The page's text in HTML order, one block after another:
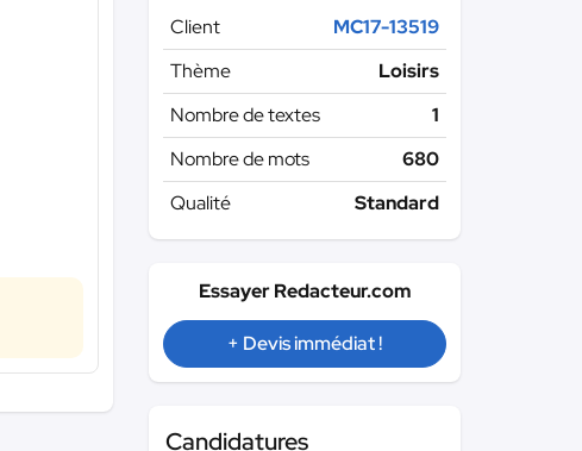
Client
MC17-13519
Thème
Loisirs
Nombre de textes
1
Nombre de mots
680
Qualité
Standard
Essayer Redacteur.com
+ Devis immédiat !
Candidatures